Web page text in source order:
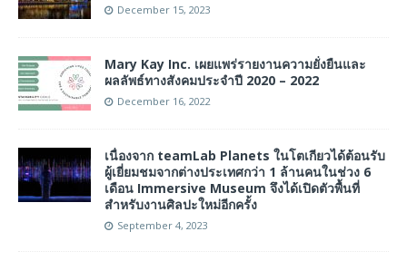
December 15, 2023
Mary Kay Inc. เผยแพร่รายงานความยั่งยืนและ
ผลลัพธ์ทางสังคมประจำปี 2020 – 2022
December 16, 2022
เนื่องจาก teamLab Planets ในโตเกียวได้ต้อนรับ
ผู้เยี่ยมชมจากต่างประเทศกว่า 1 ล้านคนในช่วง 6
เดือน Immersive Museum จึงได้เปิดตัวพื้นที่
สำหรับงานศิลปะใหม่อีกครั้ง
September 4, 2023